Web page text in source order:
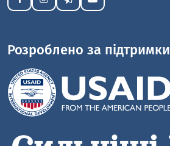
Розроблено за підтримки